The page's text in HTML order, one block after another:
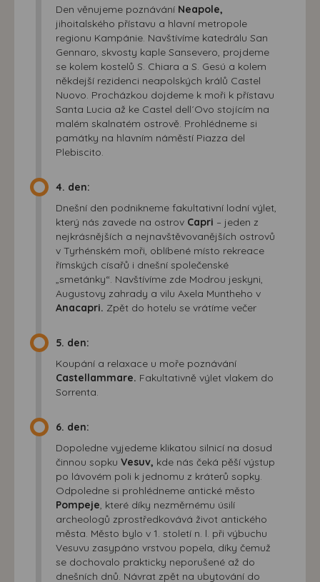
Den věnujeme poznávání Neapole,
jihoitalského přístavu a hlavní metropole
regionu Kampánie. Navštívíme katedrálu San
Gennaro, skvosty kaple Sansevero, projdeme
se kolem kostelů S. Chiara a S. Gesú a kolem
někdejší rezidenci neapolských králů Castel
Nuovo. Procházkou dojdeme k moři k přístavu
Santa Lucia až ke Castel dell´Ovo stojícím na
malém skalnatém ostrově. Prohlédneme si
památky na hlavním náměstí Piazza del
Plebiscito.
4. den:
Dnešní den podnikneme fakultativní lodní výlet,
který nás zavede na ostrov Capri – jeden z
nejkrásnějších a nejnavštěvovanějších ostrovů
v Tyrhénském moři, oblíbené místo rekreace
římských císařů i dnešní společenské
„smetánky“. Navštívíme zde Modrou jeskyni,
Augustovy zahrady a vilu Axela Muntheho v
Anacapri. Zpět do hotelu se vrátíme večer
5. den:
Koupání a relaxace u moře poznávání
Castellammare. Fakultativně výlet vlakem do
Sorrenta.
6. den:
Dopoledne vyjedeme klikatou silnicí na dosud
činnou sopku Vesuv, kde nás čeká pěší výstup
po lávovém poli k jednomu z kráterů sopky.
Odpoledne si prohlédneme antické město
Pompeje , které díky nezměrnému úsilí
archeologů zprostředkovává život antického
města. Město bylo v 1. století n. l. při výbuchu
Vesuvu zasypáno vrstvou popela, díky čemuž
se dochovalo prakticky neporušené až do
dnešních dnů. Návrat zpět na ubytování do